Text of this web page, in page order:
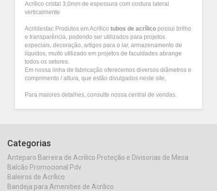
Acrílico cristal 3,0mm de espessura com costura lateral
verticalmente
Acrildestac Produtos em Acrílico tubos de acrílico possui brilho
e transparência, podendo ser utilizados para projetos
especiais, decoração, artigos para o lar, armazenamento de
líquidos, muito utilizado em projetos de faculdades abrange
todos os setores.
Em nossa linha de fabricação oferecemos diversos diâmetros e
comprimento / altura, que estão divulgados neste site,
Para maiores detalhes, consulte nossa central de vendas.
Categorias
Anteparo Barreira de Acrilico Proteção e Divisorias de Mesa
Balcão Promocional Pdv
Baleiros de Acrílico
Bandeja para Amenities de Acrílico